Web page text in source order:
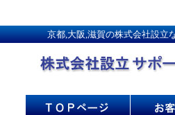
京都,大阪,滋賀の株式会社設立